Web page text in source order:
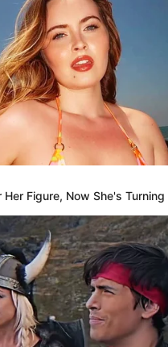
Figure, Now She's Turning